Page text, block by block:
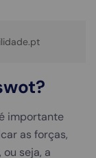
?
é importante
as forças,
seja, a